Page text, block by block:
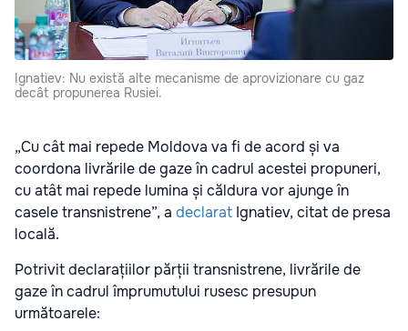
Ignatiev: Nu există alte mecanisme de aprovizionare cu gaz
decât propunerea Rusiei.
„Cu cât mai repede Moldova va fi de acord și va
coordona livrările de gaze în cadrul acestei propuneri,
cu atât mai repede lumina și căldura vor ajunge în
casele transnistrene”, a declarat Ignatiev, citat de presa
locală.
Potrivit declarațiilor părții transnistrene, livrările de
gaze în cadrul împrumutului rusesc presupun
următoarele: